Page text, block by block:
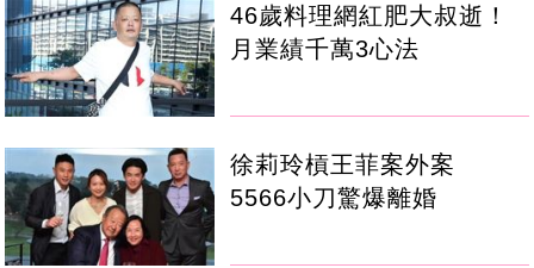
46歲料理網紅肥大叔逝！
月業績千萬3心法
徐莉玲槓王菲案外案
5566小刀驚爆離婚